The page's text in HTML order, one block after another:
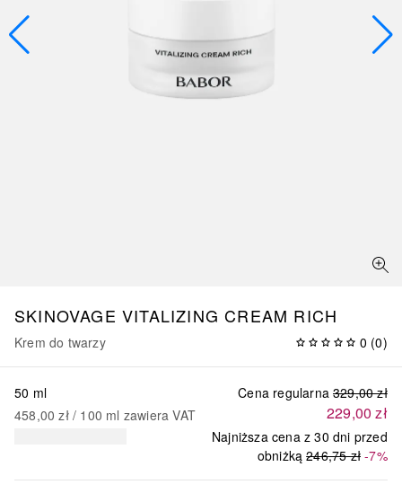
SKINOVAGE VITALIZING CREAM RICH
Krem do twarzy 0 (0)
Cena regularna 329,00 zł
229,00 zł
Najniższa cena z 30 dni przed
obniżką 246,75 zł -7%
50 ml
458,00 zł / 100 ml zawiera VAT